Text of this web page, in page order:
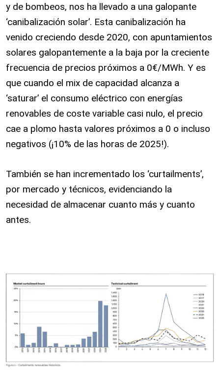
y de bombeos, nos ha llevado a una galopante
‘canibalización solar’. Esta canibalización ha
venido creciendo desde 2020, con apuntamientos
solares galopantemente a la baja por la creciente
frecuencia de precios próximos a 0€/MWh. Y es
que cuando el mix de capacidad alcanza a
‘saturar’ el consumo eléctrico con energías
renovables de coste variable casi nulo, el precio
cae a plomo hasta valores próximos a 0 o incluso
negativos (¡10% de las horas de 2025!).
También se han incrementado los ‘curtailments’,
por mercado y técnicos, evidenciando la
necesidad de almacenar cuanto más y cuanto
antes.